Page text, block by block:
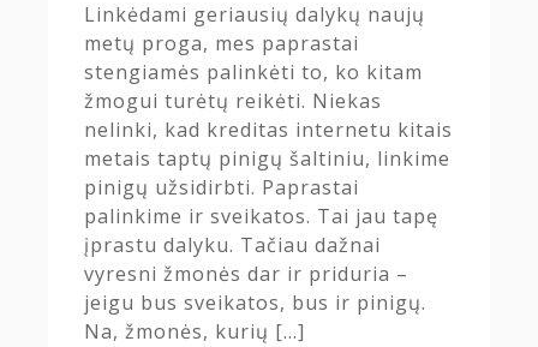
Linkėdami geriausių dalykų naujų
metų proga, mes paprastai
stengiamės palinkėti to, ko kitam
žmogui turėtų reikėti. Niekas
nelinki, kad kreditas internetu kitais
metais taptų pinigų šaltiniu, linkime
pinigų užsidirbti. Paprastai
palinkime ir sveikatos. Tai jau tapę
įprastu dalyku. Tačiau dažnai
vyresni žmonės dar ir priduria –
jeigu bus sveikatos, bus ir pinigų.
Na, žmonės, kurių […]